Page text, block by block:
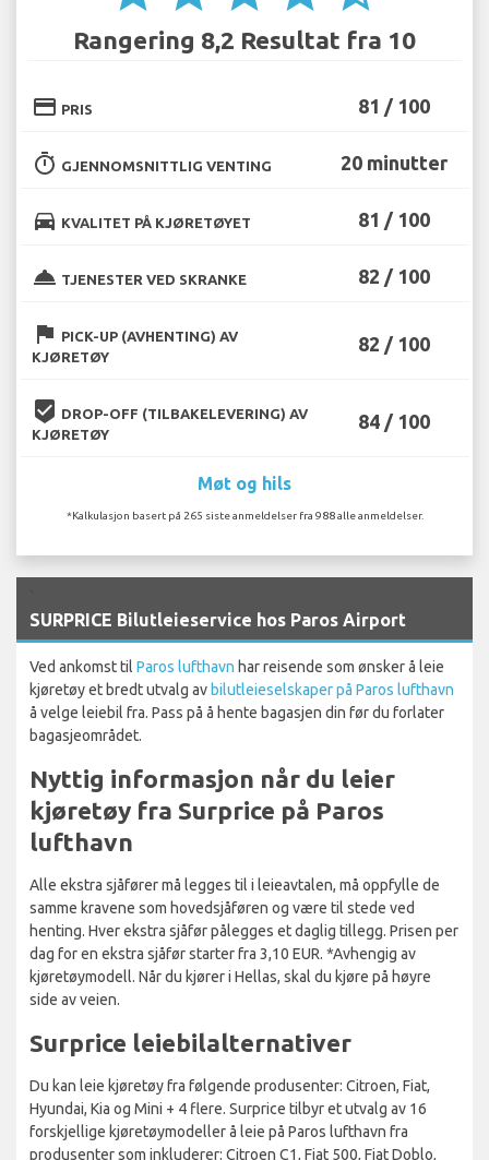
Rangering 8,2 Resultat fra 10
credit_card PRIS 81 / 100
timer GJENNOMSNITTLIG VENTING 20 minutter
directions_car KVALITET PÅ KJØRETØYET 81 / 100
room_service TJENESTER VED SKRANKE 82 / 100
flag PICK-UP (AVHENTING) AV
KJØRETØY
82 / 100
beenhere DROP-OFF (TILBAKELEVERING) AV
KJØRETØY
84 / 100
Møt og hils
*Kalkulasjon basert på 265 siste anmeldelser fra 988 alle anmeldelser.
SURPRICE Bilutleieservice hos Paros Airport
Ved ankomst til Paros lufthavn har reisende som ønsker å leie
kjøretøy et bredt utvalg avbilutleieselskaper på Paros lufthavn
å velge leiebil fra. Pass på å hente bagasjen din før du forlater
bagasjeområdet.
Nyttig informasjon når du leier
kjøretøy fra Surprice på Paros
lufthavn
Alle ekstra sjåfører må legges til i leieavtalen, må oppfylle de
samme kravene som hovedsjåføren og være til stede ved
henting. Hver ekstra sjåfør pålegges et daglig tillegg. Prisen per
dag for en ekstra sjåfør starter fra 3,10 EUR. *Avhengig av
kjøretøymodell. Når du kjører i Hellas, skal du kjøre på høyre
side av veien.
Surprice leiebilalternativer
Du kan leie kjøretøy fra følgende produsenter: Citroen, Fiat,
Hyundai, Kia og Mini + 4 flere. Surprice tilbyr et utvalg av 16
forskjellige kjøretøymodeller å leie på Paros lufthavn fra
produsenter som inkluderer: Citroen C1, Fiat 500, Fiat Doblo,